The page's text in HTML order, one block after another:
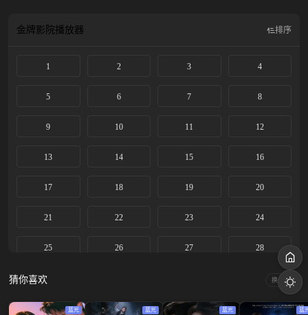
金牌影院播放器 排序
1 2 3 4
5 6 7 8
9 10 11 12
13 14 15 16
17 18 19 20
21 22 23 24
25 26 27 28
29
33 34 35 36
猜你喜欢 换一换
蓝光 蓝光 蓝光 蓝